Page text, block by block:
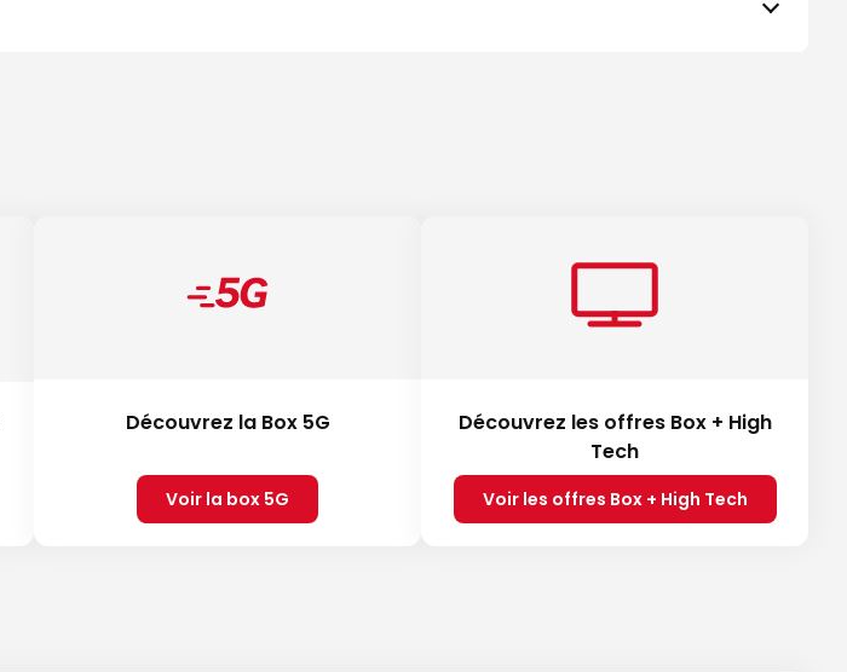
Découvrez la Box 5G
Voir la box 5G
Découvrez les offres Box + High
Tech
Voir les offres Box + High Tech